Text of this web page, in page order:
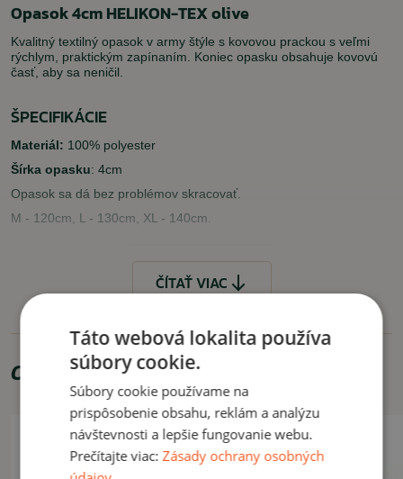
Opasok 4cm HELIKON-TEX olive
Kvalitný textilný opasok v army štýle s kovovou prackou s veľmi
rýchlym, praktickým zapínaním. Koniec opasku obsahuje kovovú
časť, aby sa neničil.
ŠPECIFIKÁCIE
Materiál: 100% polyester
Šírka opasku: 4cm
Opasok sa dá bez problémov skracovať.
M - 120cm, L - 130cm, XL - 140cm.
ČÍTAŤ MENEJ
ČÍTAŤ VIAC
Odporúčame zakúpiť
Táto webová lokalita používa
súbory cookie.
Súbory cookie používame na
prispôsobenie obsahu, reklám a analýzu
návštevnosti a lepšie fungovanie webu.
Prečítajte viac:Zásady ochrany osobných